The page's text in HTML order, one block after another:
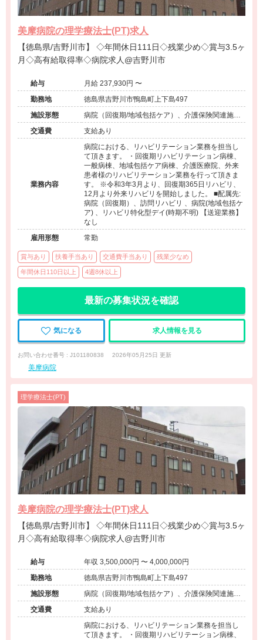
美摩病院の理学療法士(PT)求人
【徳島県/吉野川市】 ◇年間休日111日◇残業少め◇賞与3.5ヶ
月◇高有給取得率◇病院求人@吉野川市
給与
月給 237,930円 〜
勤務地
徳島県吉野川市鴨島町上下島497
施設形態
病院（回復期/地域包括ケア）、介護保険関連施設
（デイサービス/訪問看護・リハ）
交通費 支給あり
業務内容
病院における、リハビリテーション業務を担当し
て頂きます。 ・回復期リハビリテーション病棟、
一般病棟、地域包括ケア病棟、介護医療院、外来
患者様のリハビリテーション業務を行って頂きま
す。 ※令和3年3月より、回復期365日リハビリ、
12月より外来リハビリを開始しました。 ■配属先:
病院（回復期）、訪問リハビリ 、病院(地域包括ケ
ア) 、リハビリ特化型デイ(時期不明) 【送迎業務】
なし
雇用形態
常勤
賞与あり 扶養手当あり 交通費手当あり 残業少なめ
年間休日110日以上 4週8休以上
最新の募集状況を確認
気になる 求人情報を見る
お問い合わせ番号 : J101180838 2026年05月25日 更新
美摩病院
理学療法士(PT)
美摩病院の理学療法士(PT)求人
【徳島県/吉野川市】 ◇年間休日111日◇残業少め◇賞与3.5ヶ
月◇高有給取得率◇病院求人@吉野川市
給与
年収 3,500,000円 〜 4,000,000円
勤務地
徳島県吉野川市鴨島町上下島497
施設形態
病院（回復期/地域包括ケア）、介護保険関連施設
（デイサービス/訪問看護・リハ）
交通費
支給あり
病院における、リハビリテーション業務を担当し
て頂きます。 ・回復期リハビリテーション病棟、